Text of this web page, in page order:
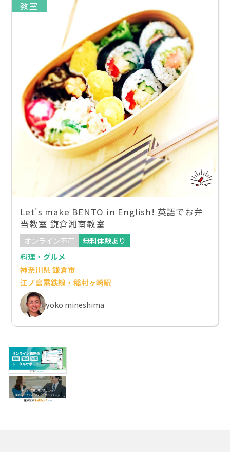
教室
Let's make BENTO in English! 英語でお弁
当教室 鎌倉湘南教室
オンライン不可
無料体験あり
料理・グルメ
神奈川県 鎌倉市
江ノ島電鉄線・稲村ヶ崎駅
yoko mineshima